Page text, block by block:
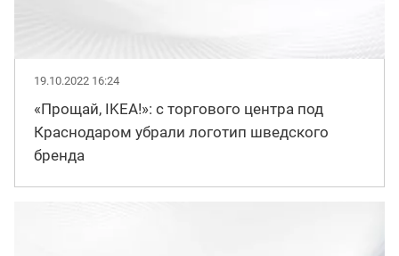
19.10.2022 16:24
«Прощай, IKEA!»: с торгового центра под
Краснодаром убрали логотип шведского
бренда